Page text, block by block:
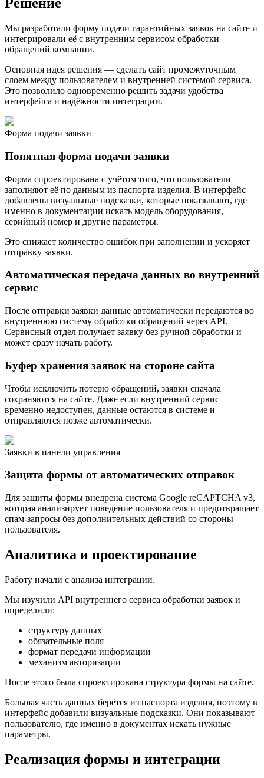
Решение
Мы разработали форму подачи гарантийных заявок на сайте и
интегрировали её с внутренним сервисом обработки
обращений компании.
Основная идея решения — сделать сайт промежуточным
слоем между пользователем и внутренней системой сервиса.
Это позволило одновременно решить задачи удобства
интерфейса и надёжности интеграции.
Форма подачи заявки
Понятная форма подачи заявки
Форма спроектирована с учётом того, что пользователи
заполняют её по данным из паспорта изделия. В интерфейс
добавлены визуальные подсказки, которые показывают, где
именно в документации искать модель оборудования,
серийный номер и другие параметры.
Это снижает количество ошибок при заполнении и ускоряет
отправку заявки.
Автоматическая передача данных во внутренний
сервис
После отправки заявки данные автоматически передаются во
внутреннюю систему обработки обращений через API.
Сервисный отдел получает заявку без ручной обработки и
может сразу начать работу.
Буфер хранения заявок на стороне сайта
Чтобы исключить потерю обращений, заявки сначала
сохраняются на сайте. Даже если внутренний сервис
временно недоступен, данные остаются в системе и
отправляются позже автоматически.
Заявки в панели управления
Защита формы от автоматических отправок
Для защиты формы внедрена система Google reCAPTCHA v3,
которая анализирует поведение пользователя и предотвращает
спам-запросы без дополнительных действий со стороны
пользователя.
Аналитика и проектирование
Работу начали с анализа интеграции.
Мы изучили API внутреннего сервиса обработки заявок и
определили:
структуру данных
обязательные поля
формат передачи информации
механизм авторизации
После этого была спроектирована структура формы на сайте.
Большая часть данных берётся из паспорта изделия, поэтому в
интерфейс добавили визуальные подсказки. Они показывают
пользователю, где именно в документах искать нужные
параметры.
Реализация формы и интеграции